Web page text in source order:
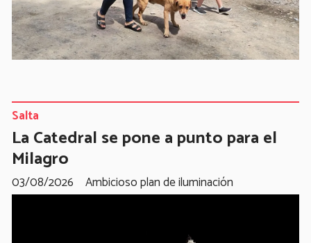
La Catedral se pone a punto para el
Milagro
Ambicioso plan de iluminación
Salta
03/08/2026